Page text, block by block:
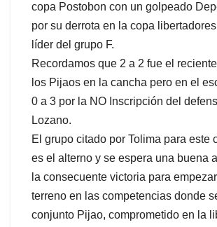
copa Postobon con un golpeado
por su derrota en la copa
líder del grupo F.
Recordamos que 2 a 2 fue el
los Pijaos en la cancha pero en el
0 a 3 por la NO Inscripción del
Lozano.
El grupo citado por Tolima para este
es el alterno y se espera una buena
la consecuente victoria para
terreno en las competencias donde
conjunto Pijao, comprometido en la